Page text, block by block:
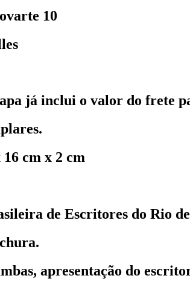
10
já inclui o valor do frete
16 cm x 2 cm
de Escritores do Rio
apresentação do